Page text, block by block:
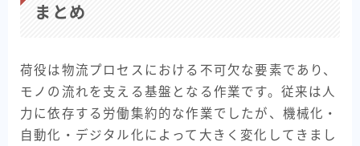
まとめ
荷役は物流プロセスにおける不可欠な要素であり、
モノの流れを支える基盤となる作業です。従来は人
力に依存する労働集約的な作業でしたが、機械化・
自動化・デジタル化によって大きく変化してきまし